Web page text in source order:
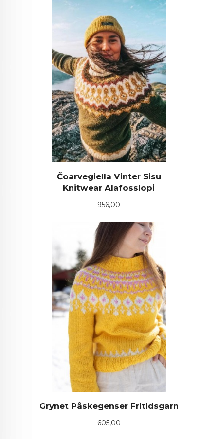
Čoarvegiella Vinter Sisu
Knitwear Alafosslopi
Pris
956,00
Grynet Påskegenser Fritidsgarn
Pris
605,00